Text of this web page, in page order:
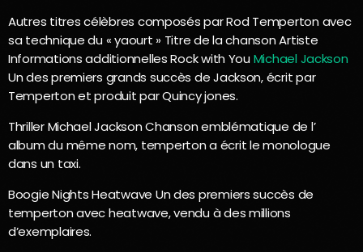
Autres titres célèbres composés par Rod Temperton avec
sa technique du « yaourt » Titre de la chanson Artiste
Informations additionnelles Rock with YouMichael Jackson
Un des premiers grands succès de Jackson, écrit par
Temperton et produit par Quincy jones.
Thriller Michael Jackson Chanson emblématique de l’
album du même nom, temperton a écrit le monologue
dans un taxi.
Boogie Nights Heatwave Un des premiers succès de
temperton avec heatwave, vendu à des millions
d’exemplaires.